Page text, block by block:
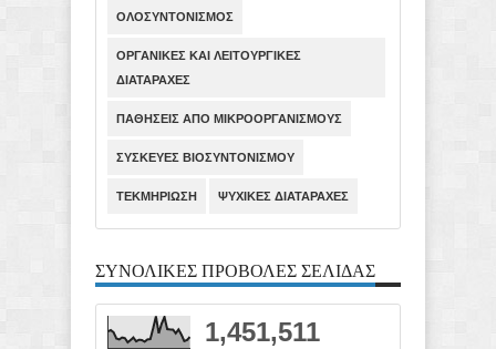
ΟΛΟΣΥΝΤΟΝΙΣΜΟΣ
ΟΡΓΑΝΙΚΕΣ ΚΑΙ ΛΕΙΤΟΥΡΓΙΚΕΣ
ΔΙΑΤΑΡΑΧΕΣ
ΠΑΘΗΣΕΙΣ ΑΠΟ ΜΙΚΡΟΟΡΓΑΝΙΣΜΟΥΣ
ΣΥΣΚΕΥΕΣ ΒΙΟΣΥΝΤΟΝΙΣΜΟΥ
ΤΕΚΜΗΡΙΩΣΗ ΨΥΧΙΚΕΣ ΔΙΑΤΑΡΑΧΕΣ
ΣΥΝΟΛΙΚΕΣ ΠΡΟΒΟΛΕΣ ΣΕΛΙΔΑΣ
1,451,511